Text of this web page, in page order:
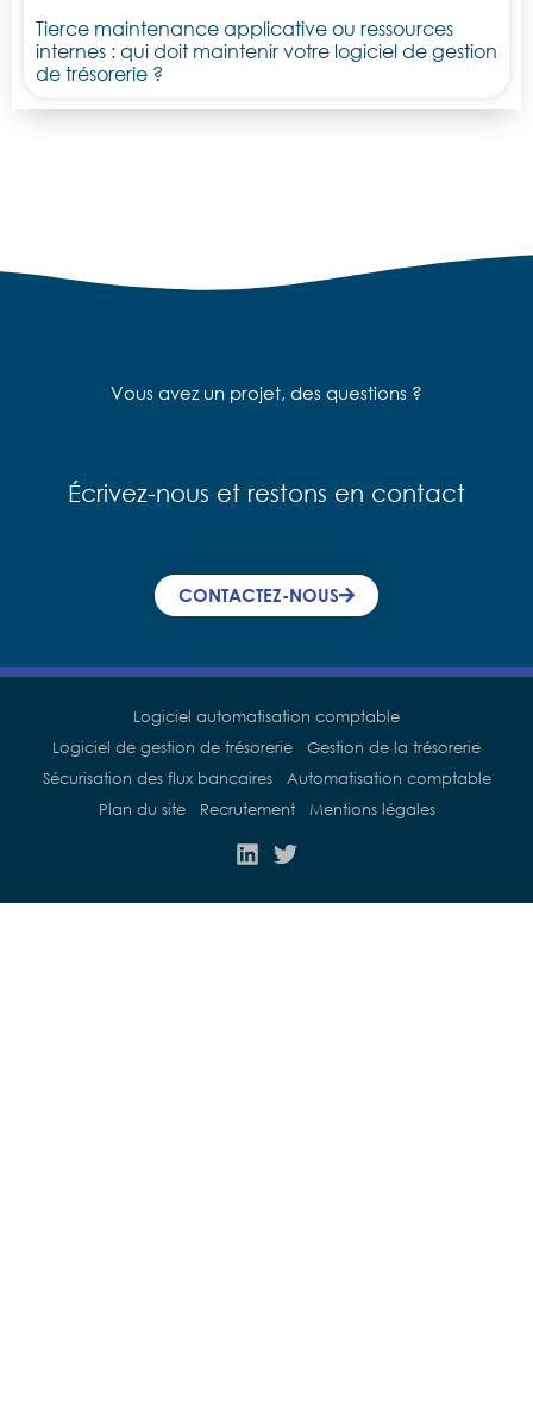
Tierce maintenance applicative ou ressources
internes : qui doit maintenir votre logiciel de gestion
de trésorerie ?
Vous avez un projet, des questions ?
Écrivez-nous et restons en contact
CONTACTEZ-NOUS
Logiciel automatisation comptable
Logiciel de gestion de trésorerie
Gestion de la trésorerie
Sécurisation des flux bancaires
Automatisation comptable
Plan du site
Recrutement Mentions légales